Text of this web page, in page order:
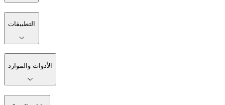
التطبيقات
الأدوات والموارد